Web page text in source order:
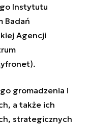
Instytutu
Badań
Agencji
gromadzenia i
a także ich
strategicznych